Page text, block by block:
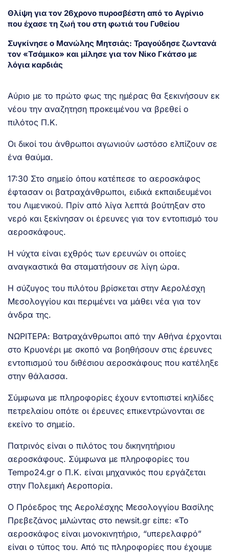
Θλίψη για τον 26χρονο πυροσβέστη από το Αγρίνιο
που έχασε τη ζωή του στη φωτιά του Γυθείου
Συγκίνησε ο Μανώλης Μητσιάς: Τραγούδησε ζωντανά
τον «Τσάμικο» και μίλησε για τον Νίκο Γκάτσο με
λόγια καρδιάς
Αύριο με το πρώτο φως της ημέρας θα ξεκινήσουν εκ
νέου την αναζητηση προκειμένου να βρεθεί ο
πιλότος Π.Κ.
Οι δικοί του άνθρωποι αγωνιούν ωστόσο ελπίζουν σε
ένα θαύμα.
17:30 Στο σημείο όπου κατέπεσε το αεροσκάφος
έφτασαν οι βατραχάνθρωποι, ειδικά εκπαιδευμένοι
του Λιμενικού. Πρίν από λίγα λεπτά βούτηξαν στο
νερό και ξεκίνησαν οι έρευνες για τον εντοπισμό του
αεροσκάφους.
Η νύχτα είναι εχθρός των ερευνών οι οποίες
αναγκαστικά θα σταματήσουν σε λίγη ώρα.
Η σύζυγος του πιλότου βρίσκεται στην Αερολέσχη
Μεσολογγίου και περιμένει να μάθει νέα για τον
άνδρα της.
ΝΩΡΙΤΕΡΑ: Βατραχάνθρωποι από την Αθήνα έρχονται
στο Κρυονέρι με σκοπό να βοηθήσουν στις έρευνες
εντοπισμού του διθέσιου αεροσκάφους που κατέληξε
στην θάλασσα.
Σύμφωνα με πληροφορίες έχουν εντοπιστεί κηλίδες
πετρελαίου οπότε οι έρευνες επικεντρώνονται σε
εκείνο το σημείο.
Πατρινός είναι ο πιλότος του δικηνητήριου
αεροσκάφους. Σύμφωνα με πληροφορίες του
Tempo24.gr ο Π.Κ. είναι μηχανικός που εργάζεται
στην Πολεμική Αεροπορία.
Ο Πρόεδρος της Αερολέσχης Μεσολογγίου Βασίλης
Πρεβεζάνος μιλώντας στο newsit.gr είπε: «Το
αεροσκάφος είναι μονοκινητήριο, “υπερελαφρό”
είναι ο τύπος του. Από τις πληροφορίες που έχουμε